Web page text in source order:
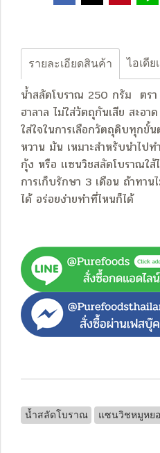
รายละเอียดสินค้า ไอเดี
น้ำสลัดโบราณ 250 กรัม ตร
ฮาลาล ไม่ใส่วัตถุกันเสีย สะอา
ใส่ใจในการเลือกวัตถุดิบทุกขั้
หวาน มัน เหมาะสำหรับนำไป
กุ้ง หรือ เเซนวิชสลัดโบราณใส้
การเก็บรักษา 3 เดือน ถ้าทาน
ได้ อร่อยง่ายทำที่ไหนก็ได้
น้ำสลัดโบราณ แซนวิชหมูหย